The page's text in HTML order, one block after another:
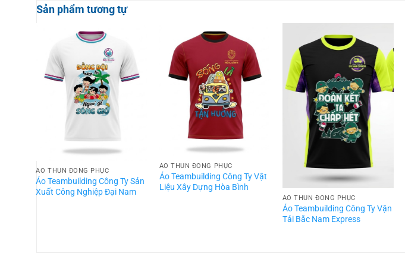
Sản phẩm tương tự
ÁO THUN ĐỒNG PHỤC
Áo Teambuilding Công Ty Sản
Xuất Công Nghiệp Đại Nam
ÁO THUN ĐỒNG PHỤC
Áo Teambuilding Công Ty Vật
Liệu Xây Dựng Hòa Bình
ÁO THUN ĐỒNG PHỤC
Áo Teambuilding Công Ty Vận
Tải Bắc Nam Express